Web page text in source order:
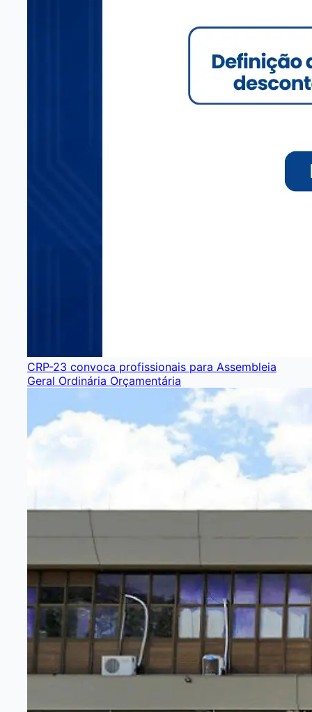
CRP-23 convoca profissionais para Assembleia
Geral Ordinária Orçamentária